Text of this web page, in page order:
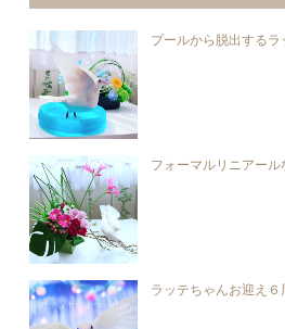
プールから脱出するラ
フォーマルリニアール
ラッテちゃんお迎え６